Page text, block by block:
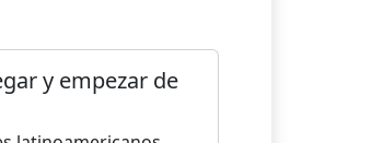
y empezar de